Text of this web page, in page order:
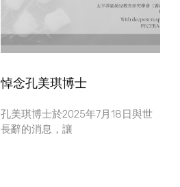
悼念孔美琪博士
孔美琪博士於2025年7月18日與世
長辭的消息，讓